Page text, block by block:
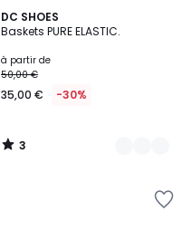
DC SHOES
Baskets PURE ELASTIC.
à partir de
50,00 €
35,00 € -30%
3
/
5
Couleurs
3
/